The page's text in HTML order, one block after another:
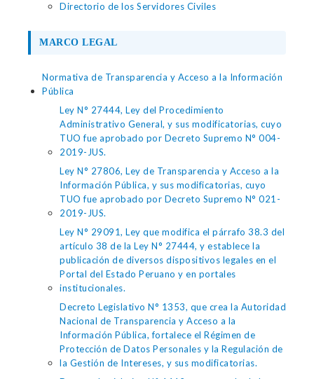
Directorio de los Servidores Civiles
MARCO LEGAL
Normativa de Transparencia y Acceso a la Información
Pública
Ley N° 27444, Ley del Procedimiento
Administrativo General, y sus modificatorias, cuyo
TUO fue aprobado por Decreto Supremo N° 004-
2019-JUS.
Ley N° 27806, Ley de Transparencia y Acceso a la
Información Pública, y sus modificatorias, cuyo
TUO fue aprobado por Decreto Supremo N° 021-
2019-JUS.
Ley N° 29091, Ley que modifica el párrafo 38.3 del
artículo 38 de la Ley N° 27444, y establece la
publicación de diversos dispositivos legales en el
Portal del Estado Peruano y en portales
institucionales.
Decreto Legislativo N° 1353, que crea la Autoridad
Nacional de Transparencia y Acceso a la
Información Pública, fortalece el Régimen de
Protección de Datos Personales y la Regulación de
la Gestión de Intereses, y sus modificatorias.